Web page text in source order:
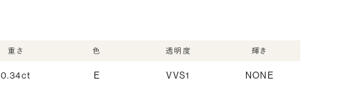
重さ
0.34ct
色
E
透明度
VVS1
輝き
NONE